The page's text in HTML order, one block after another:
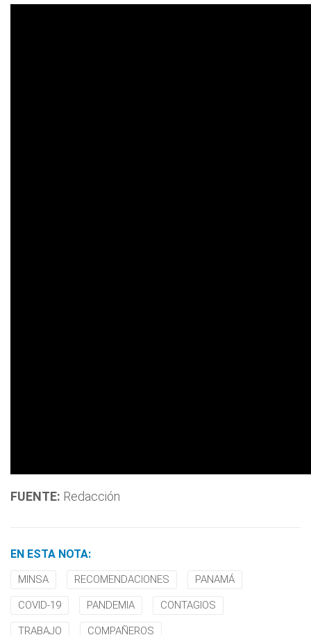
FUENTE: Redacción
EN ESTA NOTA:
MINSA RECOMENDACIONES PANAMÁ
COVID-19 PANDEMIA CONTAGIOS
TRABAJO COMPAÑEROS